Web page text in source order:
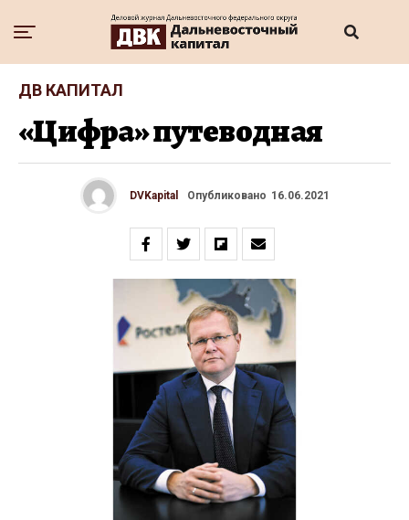
ДВ КАПИТАЛ
«Цифра» путеводная
DVKapital Опубликовано 16.06.2021